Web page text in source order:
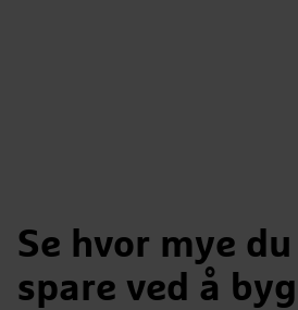
Se hvor mye
spare ved å